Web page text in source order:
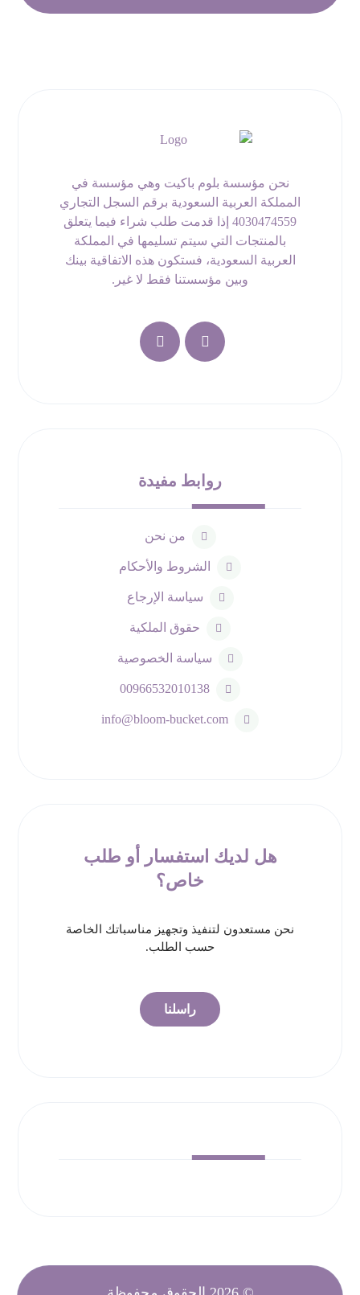
نحن مؤسسة بلوم باكيت وهي مؤسسة في
المملكة العربية السعودية برقم السجل التجاري
4030474559 إذا قدمت طلب شراء فيما يتعلق
بالمنتجات التي سيتم تسليمها في المملكة
العربية السعودية، فستكون هذه الاتفاقية بينك
وبين مؤسستنا فقط لا غير.
روابط مفيدة
من نحن
الشروط والأحكام
سياسة الإرجاع
حقوق الملكية
سياسة الخصوصية
00966532010138
info@bloom-bucket.com
هل لديك استفسار أو طلب
خاص؟
نحن مستعدون لتنفيذ وتجهيز مناسباتك الخاصة
حسب الطلب.
راسلنا